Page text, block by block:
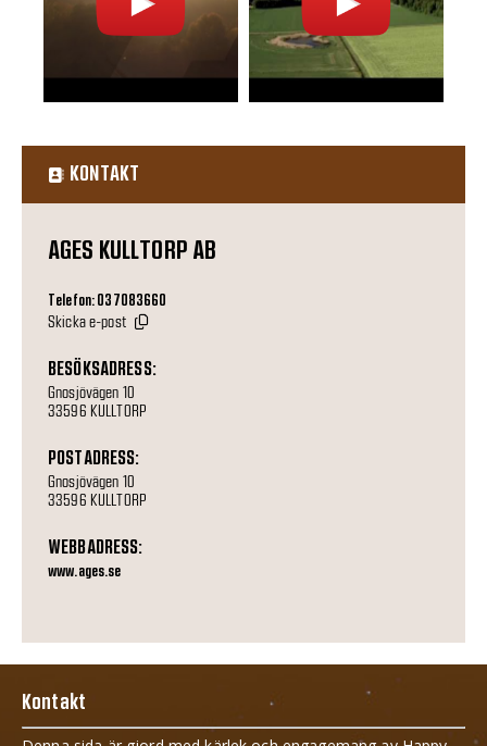
KONTAKT
AGES KULLTORP AB
Telefon: 037083660
Skicka e-post
BESÖKSADRESS:
Gnosjövägen 10
33596 KULLTORP
POSTADRESS:
Gnosjövägen 10
33596 KULLTORP
WEBBADRESS:
www.ages.se
Kontakt